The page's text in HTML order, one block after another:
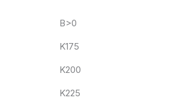
B>0
K175
K200
K225